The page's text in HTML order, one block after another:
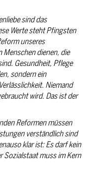
sind das
Werte steht Pfingsten
unseres
Menschen dienen, die
Gesundheit, Pflege
sondern ein
Niemand
wird. Das ist der
Reformen müssen
verständlich sind
klar ist: Es darf kein
Sozialstaat muss im Kern